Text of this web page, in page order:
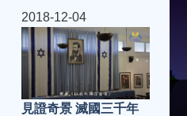
2018-12-04
見證奇景 滅國三千年